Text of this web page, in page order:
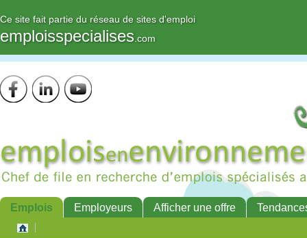
Ce site fait partie du réseau de sites d'emploi
emploisspecialises .com
Emplois Employeurs Afficher une offre